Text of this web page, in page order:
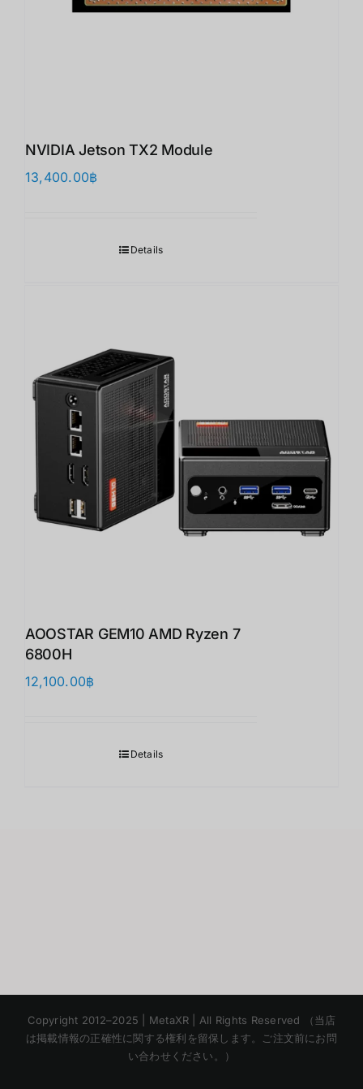
NVIDIA Jetson TX2 Module
13,400.00฿
Details
AOOSTAR GEM10 AMD Ryzen 7
6800H
12,100.00฿
Details
Copyright 2012–2025 | MetaXR | All Rights Reserved （当店
は掲載情報の正確性に関する権利を留保します。ご注文前にお問
い合わせください。）
Chinese